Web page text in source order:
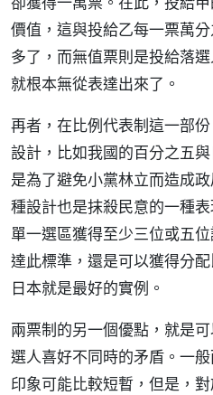
價值，這與投給乙每一票萬
多了，而無值票則是投給落
就根本無從表達出來了。
再者，在比例代表制這一部
設計，比如我國的百分之五
是為了避免小黨林立而造成
種設計也是抹殺民意的一種
單一選區獲得至少三位或五
達此標準，還是可以獲得分
日本就是最好的實例。
兩票制的另一個優點，就是
選人喜好不同時的矛盾。一
印象可能比較短暫，但是，